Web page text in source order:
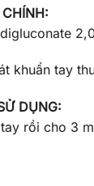
khuẩn tay
DỤNG:
rồi cho 3